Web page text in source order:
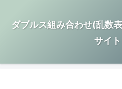
ダブルス組み合わせ(乱数
サイト